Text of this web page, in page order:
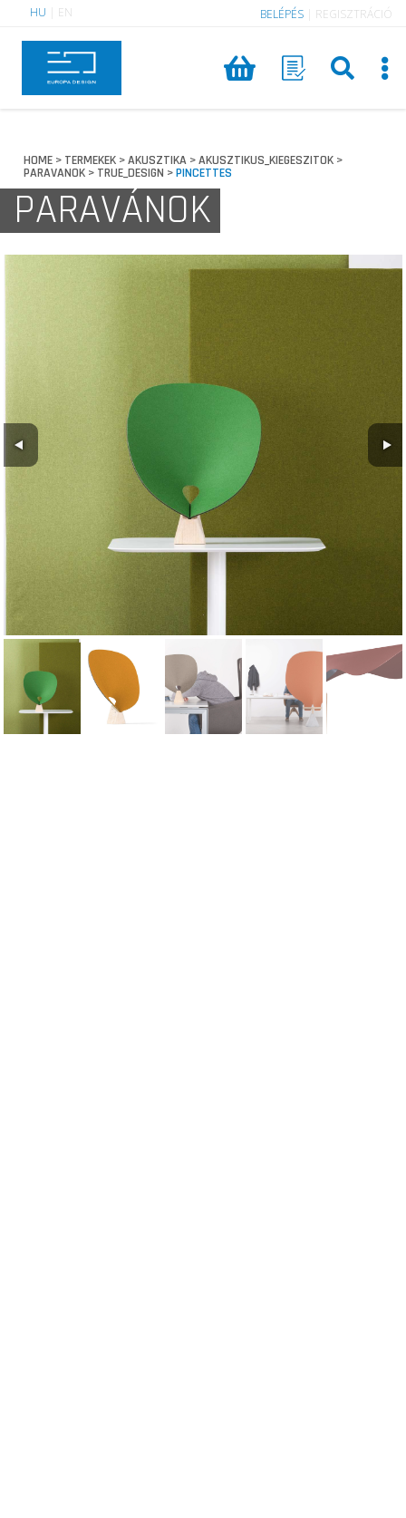
HU EN BELÉPÉS REGISZTRÁCIÓ
HOME > TERMEKEK >AKUSZTIKA >AKUSZTIKUS_KIEGESZITOK >
PARAVANOK > TRUE_DESIGN >PINCETTES
PARAVÁNOK